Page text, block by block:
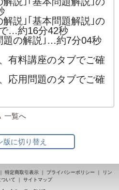
解説｣｢基本問題解説｣の
…約16分42秒
題の解説｣…約7分04秒
有料講座のタブでご確
応用問題のタブでご確
一覧へ
版に切り替え
特定商取引表示 プライバシーポリシー
リン
いて サイトマップ